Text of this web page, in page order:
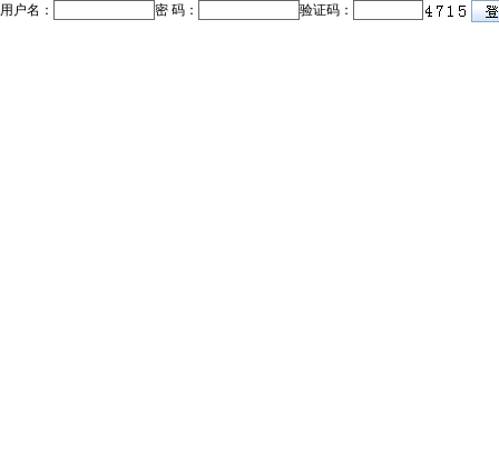
用户名： 密 码： 验证码：